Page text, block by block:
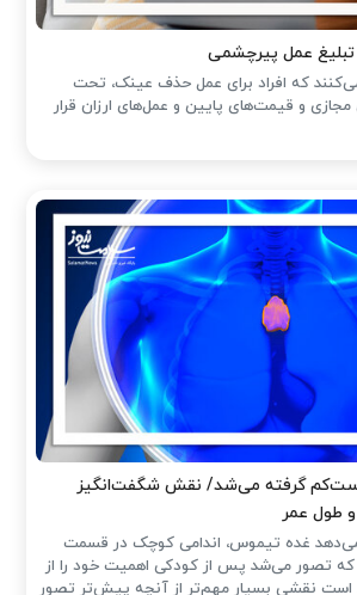
تبلیغ عمل پیرچشمی
که افراد برای عمل حذف عینک، تحت
و قیمت‌های پایین و عمل‌های ارزان قرار
گرفته می‌شد/ نقش شگفت‌انگیز
طول عمر
غده تیموس، اندامی کوچک در قسمت
تصور می‌شد پس از کودکی اهمیت خود را از
نقشی بسیار مهم‌تر از آنچه پیش‌تر تصور